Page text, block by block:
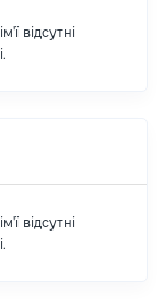
відсутні
відсутні